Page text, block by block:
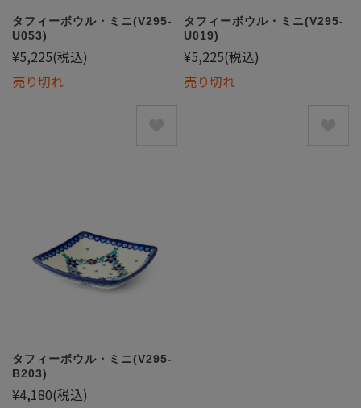
タフィーボウル・ミニ(V295-
U053)
¥5,225(税込)
売り切れ
タフィーボウル・ミニ(V295-
U019)
¥5,225(税込)
売り切れ
タフィーボウル・ミニ(V295-
B203)
¥4,180(税込)